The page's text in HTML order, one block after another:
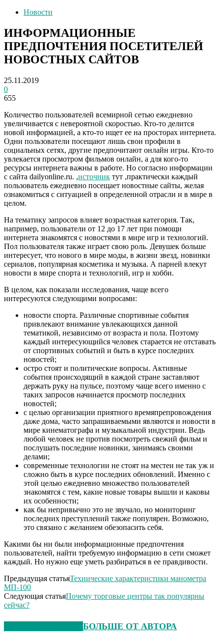
Новости
ИНФОРМАЦИОННЫЕ
ПРЕДПОЧТЕНИЯ ПОСЕТИТЕЛЕЙ
НОВОСТНЫХ САЙТОВ
25.11.2019
0
655
Количество пользователей всемирной сетью ежедневно
увеличивается с невероятной скоростью. Кто-то делится
новой информацией, а кто-то ищет ее на просторах интернета.
Одни пользователи посещают лишь свои профили в
социальных сетях, другие предпочитают онлайн игры. Кто-то
увлекается просмотром фильмов онлайн, а для кого-то
ресурсы интернета важны в работе. Но согласно информации
с сайта dailyonline.ru. ,источник тут ,практически каждый
пользователь ежедневно посещает новостные сайты, желая
ознакомиться с ситуацией в определенной отрасли и в мире в
целом.
На тематику запросов влияет возрастная категория. Так,
например, пользователи от 12 до 17 лет при помощи
интернета знакомятся с новостями в мире игр и технологий.
Пол пользователя также играет свою роль. Девушек больше
интересует, что нового в мире моды, в жизни звезд, новинки
сериалов, популярная косметика и музыка. А парней влекут
новости в мире спорта и технологий, игр и хобби.
В целом, как показали исследования, чаще всего
интересуются следующими вопросами:
новости спорта. Различные спортивные события
привлекают внимание увлекающихся данной
тематикой, независимо от возраста и пола. Поэтому
каждый интересующийся человек старается не отставать
от спортивных событий и быть в курсе последних
новостей;
остро стоят и политические вопросы. Активные
события происходящий в каждой стране заставляют
держать руку на пульсе, поэтому чаще всего именно с
таких запросов начинается просмотр последних
новостей;
с целью организации приятного времяпрепровождения
даже дома, часто запрашиваемыми являются и новости в
мире кинематографа и музыкальной индустрии. Ведь
любой человек не против посмотреть свежий фильм и
послушать последние новинки, занимаясь своими
делами;
современные технологии не стоят на местеи не так уж и
сложно быть в курсе последних обновлений. Именно с
этой целью ежедневно множество пользователей
знакомятся с тем, какие новые товары вышли и каковы
их особенности;
как бы непривычно это не звучало, но мониторинг
последних преступлений также популярен. Возможно,
это связано с желанием обезопасить себя.
Какими бы ни были информационные предпочтения
пользователей, найти требуемую информацию в сети сможет
каждый. Но нужно еще уметь разбираться в ее правдивости.
Предыдущая статьяТехнические характеристики манометра
МП-100
Следующая статьяПочему торговые центры так популярны
сейчас?
БОЛЬШЕ ОТ АВТОРА